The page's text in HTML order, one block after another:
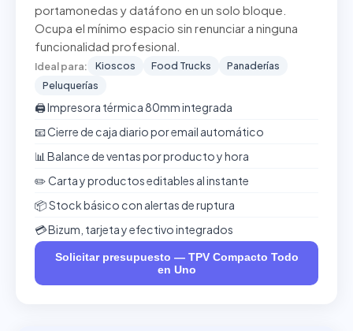
portamonedas y datáfono en un solo bloque.
Ocupa el mínimo espacio sin renunciar a ninguna
funcionalidad profesional.
Ideal para: Kioscos Food Trucks
Panaderías
Peluquerías
🖨️ Impresora térmica 80mm integrada
📧 Cierre de caja diario por email automático
📊 Balance de ventas por producto y hora
✏️ Carta y productos editables al instante
📦 Stock básico con alertas de ruptura
💳 Bizum, tarjeta y efectivo integrados
Solicitar presupuesto — TPV Compacto Todo
en Uno